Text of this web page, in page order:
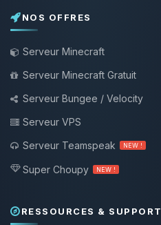
NOS OFFRES
Serveur Minecraft
Serveur Minecraft Gratuit
Serveur Bungee / Velocity
Serveur VPS
Serveur Teamspeak
NEW !
Super Choupy NEW !
RESSOURCES & SUPPORT